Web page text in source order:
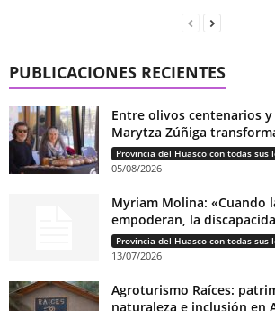
PUBLICACIONES RECIENTES
Entre olivos centenarios y
Marytza Zúñiga
05/08/2026
Myriam Molina: «Cuando
empoderan, la
13/07/2026
Agroturismo Raíces:
naturaleza e inclusión en